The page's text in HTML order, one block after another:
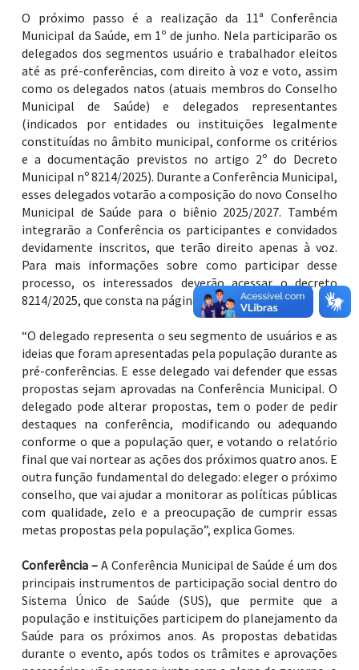
O próximo passo é a realização da 11ª Conferência
Municipal da Saúde, em 1º de junho. Nela participarão os
delegados dos segmentos usuário e trabalhador eleitos
até as pré-conferências, com direito à voz e voto, assim
como os delegados natos (atuais membros do Conselho
Municipal de Saúde) e delegados representantes
(indicados por entidades ou instituições legalmente
constituídas no âmbito municipal, conforme os critérios
e a documentação previstos no artigo 2º do Decreto
Municipal nº 8214/2025). Durante a Conferência Municipal,
esses delegados votarão a composição do novo Conselho
Municipal de Saúde para o biênio 2025/2027. Também
integrarão a Conferência os participantes e convidados
devidamente inscritos, que terão direito apenas à voz.
Para mais informações sobre como participar desse
processo, os interessados deverão acessar o decreto
8214/2025, que consta na página da conferência.
“O delegado representa o seu segmento de usuários e as
ideias que foram apresentadas pela população durante as
pré-conferências. E esse delegado vai defender que essas
propostas sejam aprovadas na Conferência Municipal. O
delegado pode alterar propostas, tem o poder de pedir
destaques na conferência, modificando ou adequando
conforme o que a população quer, e votando o relatório
final que vai nortear as ações dos próximos quatro anos. E
outra função fundamental do delegado: eleger o próximo
conselho, que vai ajudar a monitorar as políticas públicas
com qualidade, zelo e a preocupação de cumprir essas
metas propostas pela população”, explica Gomes.
Conferência –
A Conferência Municipal de Saúde é um dos
principais instrumentos de participação social dentro do
Sistema Único de Saúde (SUS), que permite que a
população e instituições participem do planejamento da
Saúde para os próximos anos. As propostas debatidas
durante o evento, após todos os trâmites e aprovações
necessários, vão compor, junto com o plano de governo, o